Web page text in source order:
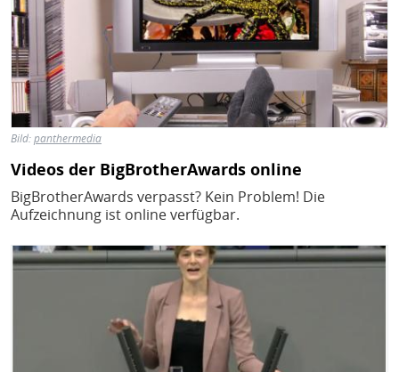
Bild:panthermedia
Videos der BigBrotherAwards online
BigBrotherAwards verpasst? Kein Problem! Die
Aufzeichnung ist online verfügbar.
Bild